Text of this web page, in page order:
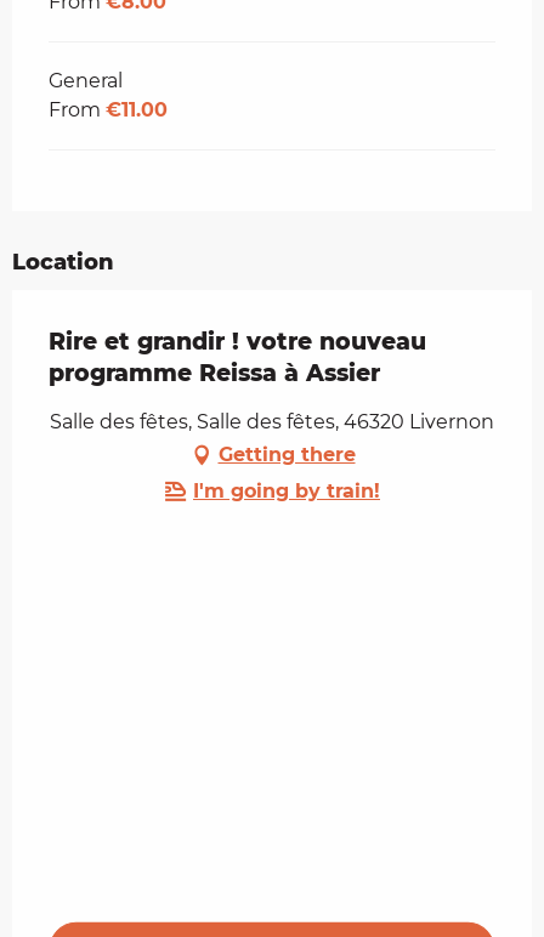
General
From €11.00
Location
Rire et grandir ! votre nouveau
programme Reissa à Assier
Salle des fêtes, Salle des fêtes, 46320 Livernon
Getting there
I'm going by train!